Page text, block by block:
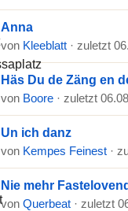
Anna
von Kleeblatt · zuletzt
Häs Du de Zäng en
von Boore · zuletzt
Un ich danz
von Kempes Feinest ·
Nie mehr Fastelovend
von Querbeat · zuletzt